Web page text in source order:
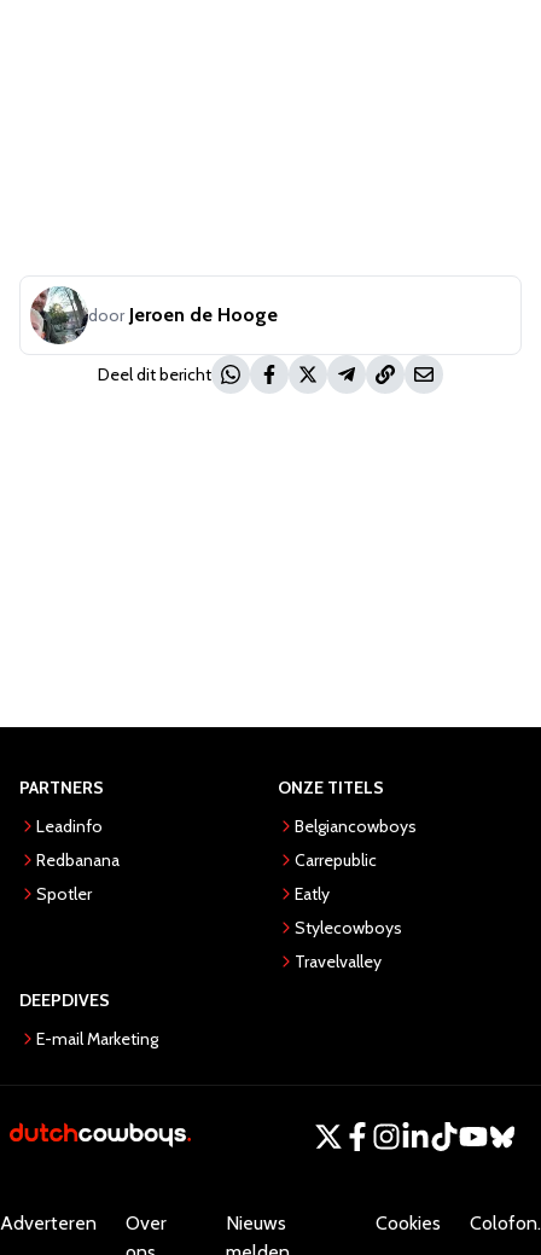
door Jeroen de Hooge
Deel dit bericht
PARTNERS
Leadinfo
Redbanana
Spotler
ONZE TITELS
Belgiancowboys
Carrepublic
Eatly
Stylecowboys
Travelvalley
DEEPDIVES
E-mail Marketing
Adverteren
Over
Nieuws
Cookies Colofon.